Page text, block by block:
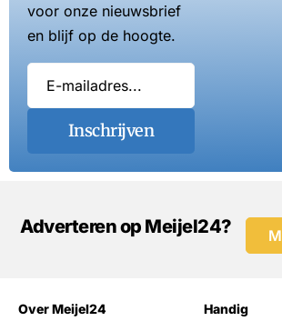
voor onze nieuwsbrief
en blijf op de hoogte.
Inschrijven
Adverteren op Meijel24?
Over Meijel24 Handig